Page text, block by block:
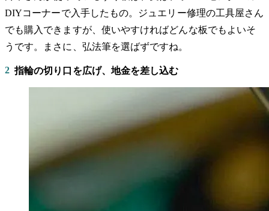
DIYコーナーで入手したもの。ジュエリー修理の工具屋さん
でも購入できますが、使いやすければどんな板でもよいそ
うです。まさに、弘法筆を選ばずですね。
2 指輪の切り口を広げ、地金を差し込む